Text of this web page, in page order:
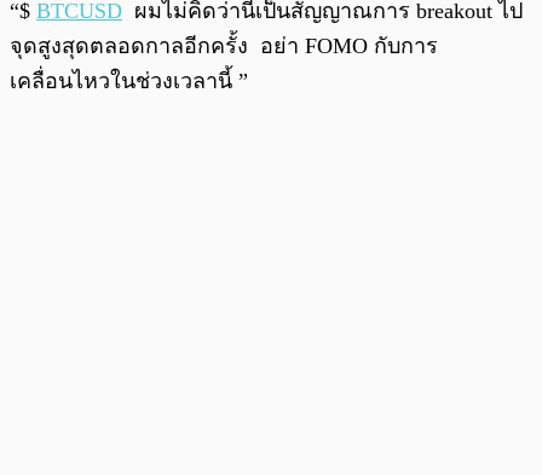
“$ BTCUSD ผมไม่คิดว่านี่เป็นสัญญาณการ breakout ไป
จุดสูงสุดตลอดกาลอีกครั้ง อย่า FOMO กับการ
เคลื่อนไหวในช่วงเวลานี้ ”